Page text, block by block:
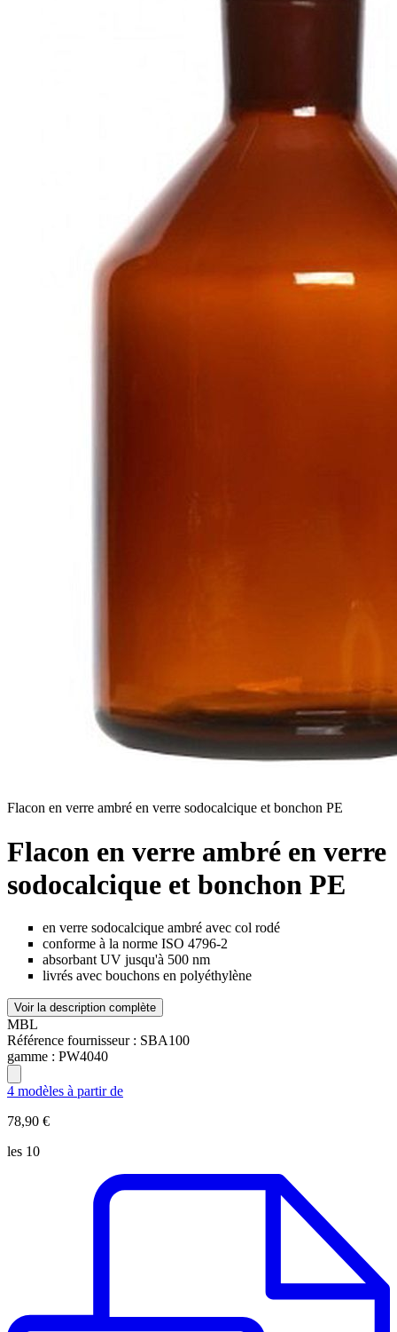
Flacon en verre ambré en verre sodocalcique et bonchon PE
Flacon en verre ambré en verre
sodocalcique et bonchon PE
en verre sodocalcique ambré avec col rodé
conforme à la norme ISO 4796-2
absorbant UV jusqu'à 500 nm
livrés avec bouchons en polyéthylène
Voir la description complète
MBL
Référence fournisseur : SBA100
gamme : PW4040
4 modèles à partir de
78,90 €
les 10